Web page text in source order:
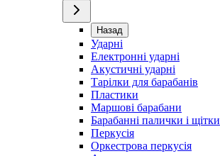
Назад
Ударні
Електронні ударні
Акустичні ударні
Тарілки для барабанів
Пластики
Маршові барабани
Барабанні палички і щітки
Перкусія
Оркестрова перкусія